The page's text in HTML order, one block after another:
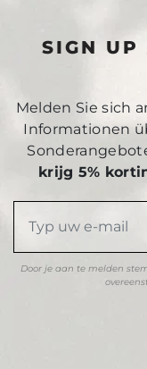
SIGN UP
Melden Sie sich
Informationen
krijg 5%
Door je aan te melden